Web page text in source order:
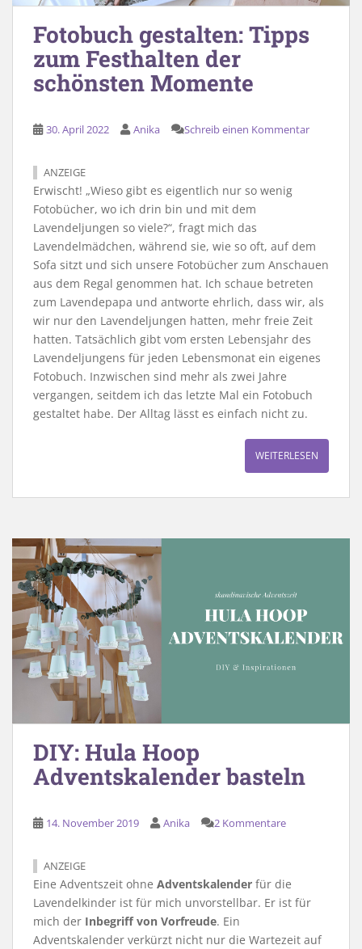
Fotobuch gestalten: Tipps
zum Festhalten der
schönsten Momente
30. April 2022 Anika Schreib einen Kommentar
ANZEIGE
Erwischt! „Wieso gibt es eigentlich nur so wenig
Fotobücher, wo ich drin bin und mit dem
Lavendeljungen so viele?“, fragt mich das
Lavendelmädchen, während sie, wie so oft, auf dem
Sofa sitzt und sich unsere Fotobücher zum Anschauen
aus dem Regal genommen hat. Ich schaue betreten
zum Lavendepapa und antworte ehrlich, dass wir, als
wir nur den Lavendeljungen hatten, mehr freie Zeit
hatten. Tatsächlich gibt vom ersten Lebensjahr des
Lavendeljungens für jeden Lebensmonat ein eigenes
Fotobuch. Inzwischen sind mehr als zwei Jahre
vergangen, seitdem ich das letzte Mal ein Fotobuch
gestaltet habe. Der Alltag lässt es einfach nicht zu.
WEITERLESEN
DIY: Hula Hoop
Adventskalender basteln
14. November 2019 Anika 2 Kommentare
ANZEIGE
Eine Adventszeit ohne Adventskalender für die
Lavendelkinder ist für mich unvorstellbar. Er ist für
mich der Inbegriff von Vorfreude. Ein
Adventskalender verkürzt nicht nur die Wartezeit auf